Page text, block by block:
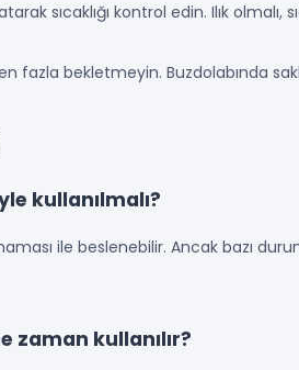
sıcaklığı kontrol edin. Ilık olmalı,
fazla bekletmeyin. Buzdolabında
kullanılmalı?
ile beslenebilir. Ancak bazı
zaman kullanılır?